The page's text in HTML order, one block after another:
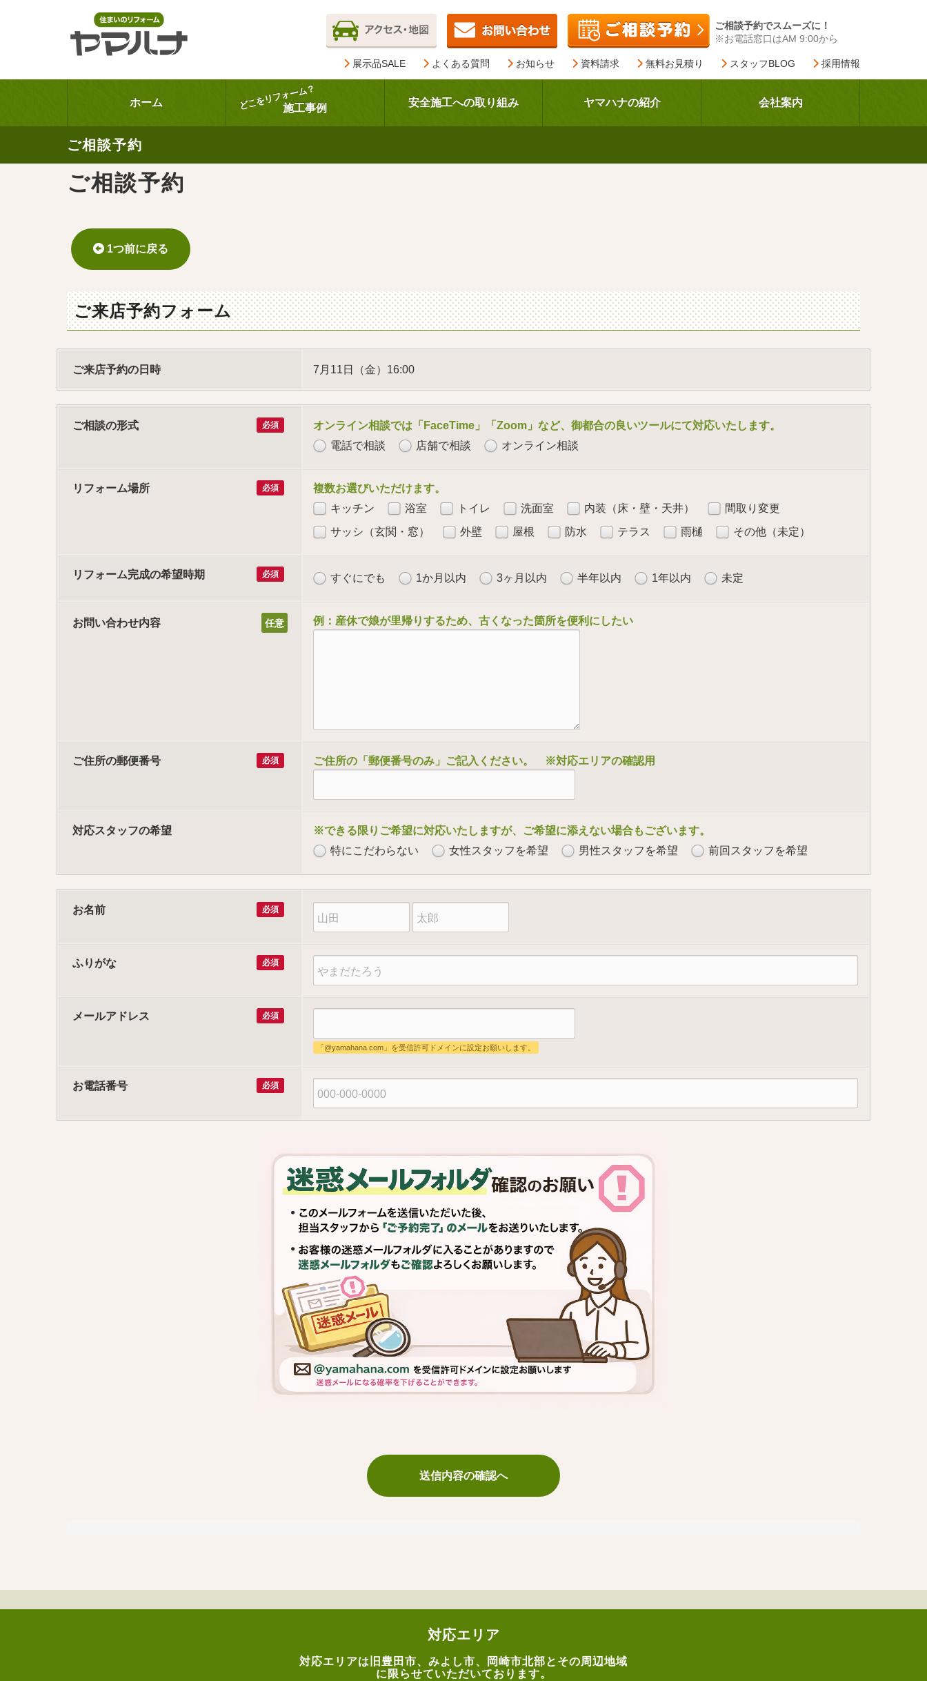
ご相談予約でスムーズに！
※お電話窓口はAM 9:00から
展示品SALE よくある質問 お知らせ 資料請求 無料お見積り スタッフBLOG 採用情報
ホーム どこをリフォーム？
施工事例 安全施工への取り組み ヤマハナの紹介 会社案内
ご相談予約
ご相談予約
1つ前に戻る
ご来店予約フォーム
ご来店予約の日時 7月11日（金）16:00
ご相談の形式 必須
オンライン相談では「FaceTime」「Zoom」など、御都合の良いツールにて対応いたします。
電話で相談
店舗で相談 オンライン相談
リフォーム場所 必須
複数お選びいただけます。
キッチン
浴室 トイレ 洗面室 内装（床・壁・天井）
間取り変更
サッシ（玄関・窓）
外壁 屋根 防水 テラス 雨樋 その他（未定）
リフォーム完成の希望時期 必須 すぐにでも 1か月以内 3ヶ月以内 半年以内 1年以内 未定
お問い合わせ内容 例：産休で娘が里帰りするため、古くなった箇所を便利にしたい
ご住所の郵便番号 必須 ご住所の「郵便番号のみ」ご記入ください。 ※対応エリアの確認用
対応スタッフの希望
※できる限りご希望に対応いたしますが、ご希望に添えない場合もございます。
特にこだわらない
女性スタッフを希望 男性スタッフを希望 前回スタッフを希望
お名前 必須
字
前
ふりがな 必須
メールアドレス 必須
「@yamahana.com」を受信許可ドメインに設定お願いします。
お電話番号 必須
対応エリア
対応エリアは旧豊田市、みよし市、岡崎市北部とその周辺地域
に限らせていただいております。